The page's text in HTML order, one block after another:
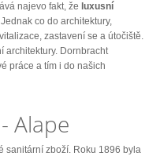
najevo fakt, že luxusní
Jednak co do architektury,
zastavení se a útočiště.
architektury. Dornbracht
práce a tím i do našich
Alape
sanitární zboží. Roku 1896 byla